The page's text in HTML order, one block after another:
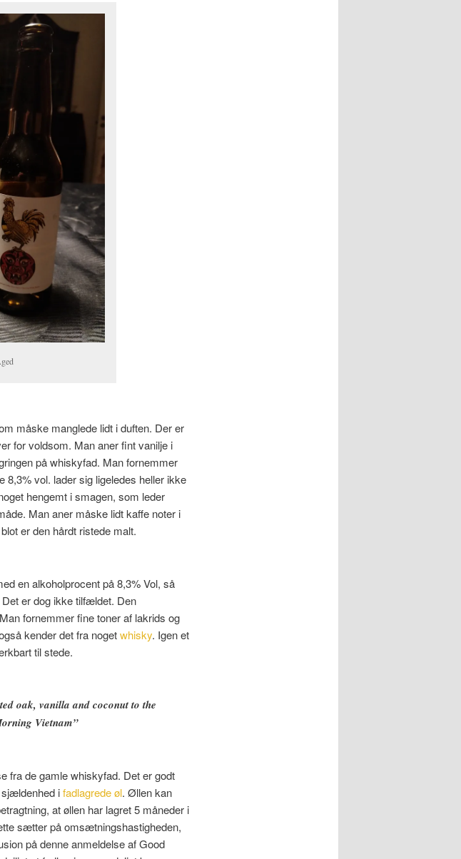
måske manglede lidt i duften. Der er
for voldsom. Man aner fint vanilje i
på whiskyfad. Man fornemmer
8,3% vol. lader sig ligeledes heller ikke
hengemt i smagen, som leder
Man aner måske lidt kaffe noter i
er den hårdt ristede malt.
en alkoholprocent på 8,3% Vol, så
er dog ikke tilfældet. Den
fornemmer fine toner af lakrids og
kender det fra nogetwhisky. Igen et
til stede.
oak, vanilla and coconut to the
Vietnam”
fra de gamle whiskyfad. Det er godt
ifadlagrede øl. Øllen kan
at øllen har lagret 5 måneder i
sætter på omsætningshastigheden,
på denne anmeldelse af Good